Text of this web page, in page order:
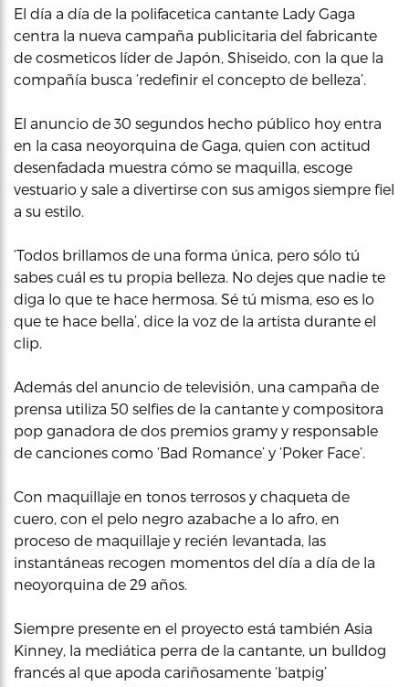
El día a día de la polifacetica cantante Lady Gaga
centra la nueva campaña publicitaria del fabricante
de cosmeticos líder de Japón, Shiseido, con la que la
compañía busca ‘redefinir el concepto de belleza’.
El anuncio de 30 segundos hecho público hoy entra
en la casa neoyorquina de Gaga, quien con actitud
desenfadada muestra cómo se maquilla, escoge
vestuario y sale a divertirse con sus amigos siempre fiel
a su estilo.
‘Todos brillamos de una forma única, pero sólo tú
sabes cuál es tu propia belleza. No dejes que nadie te
diga lo que te hace hermosa. Sé tú misma, eso es lo
que te hace bella’, dice la voz de la artista durante el
clip.
Además del anuncio de televisión, una campaña de
prensa utiliza 50 selfies de la cantante y compositora
pop ganadora de dos premios gramy y responsable
de canciones como ‘Bad Romance’ y ‘Poker Face’.
Con maquillaje en tonos terrosos y chaqueta de
cuero, con el pelo negro azabache a lo afro, en
proceso de maquillaje y recién levantada, las
instantáneas recogen momentos del día a día de la
neoyorquina de 29 años.
Siempre presente en el proyecto está también Asia
Kinney, la mediática perra de la cantante, un bulldog
francés al que apoda cariñosamente ‘batpig’